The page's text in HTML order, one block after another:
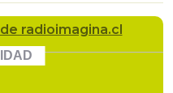
de radioimagina.cl